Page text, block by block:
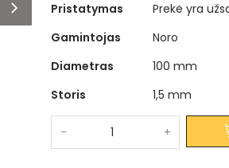
Pristatymas
Prekė yra
Gamintojas
Noro
Diametras
100 mm
Storis
1,5 mm
- +